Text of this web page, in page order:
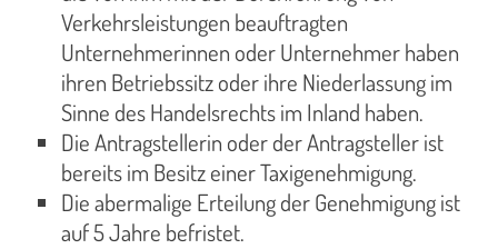
Verkehrsleistungen beauftragten
Unternehmerinnen oder Unternehmer haben
ihren Betriebssitz oder ihre Niederlassung im
Sinne des Handelsrechts im Inland haben.
Die Antragstellerin oder der Antragsteller ist
bereits im Besitz einer Taxigenehmigung.
Die abermalige Erteilung der Genehmigung ist
auf 5 Jahre befristet.